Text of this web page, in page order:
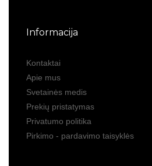
Informacija
Kontaktai
Apie mus
Svetainės medis
Prekių pristatymas
Privatumo politika
Pirkimo - pardavimo taisyklės